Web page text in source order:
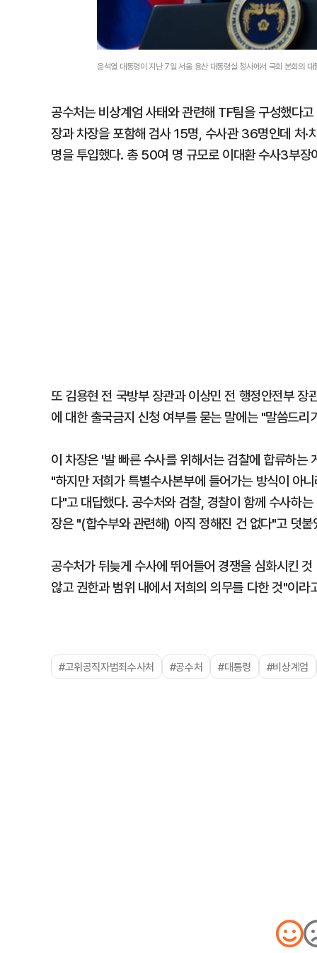
윤석열 대통령이 지난 7일 서울 용산 대통령실 청사에서 국회 본회의
공수처는 비상계엄 사태와 관련해 TF팀을 구성했다
장과 차장을 포함해 검사 15명, 수사관 36명인데 처
명을 투입했다. 총 50여 명 규모로 이대환 수사3부장
또 김용현 전 국방부 장관과 이상민 전 행정안전부
에 대한 출국금지 신청 여부를 묻는 말에는 "말씀드리
이 차장은 '발 빠른 수사를 위해서는 검찰에 합류하는
"하지만 저희가 특별수사본부에 들어가는 방식이 아
다"고 대답했다. 공수처와 검찰, 경찰이 함께 수사하
장은 "(합수부와 관련해) 아직 정해진 건 없다"고 덧붙
공수처가 뒤늦게 수사에 뛰어들어 경쟁을 심화시킨
않고 권한과 범위 내에서 저희의 의무를 다한 것"이라
#고위공직자범죄수사처 #공수처 #대통령 #비상계엄